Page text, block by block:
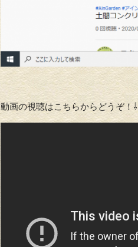
動画の視聴はこちらからどうぞ！⇩